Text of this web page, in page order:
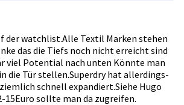
der watchlist.­Alle Textil Marken stehen
das die Tiefs noch nicht erreicht sind
viel Potential nach unten Könnte man
die Tür stellen.Su­perdry hat allerdings­
schnell expandiert­.Siehe Hugo
15Euro sollte man da zugreifen.­